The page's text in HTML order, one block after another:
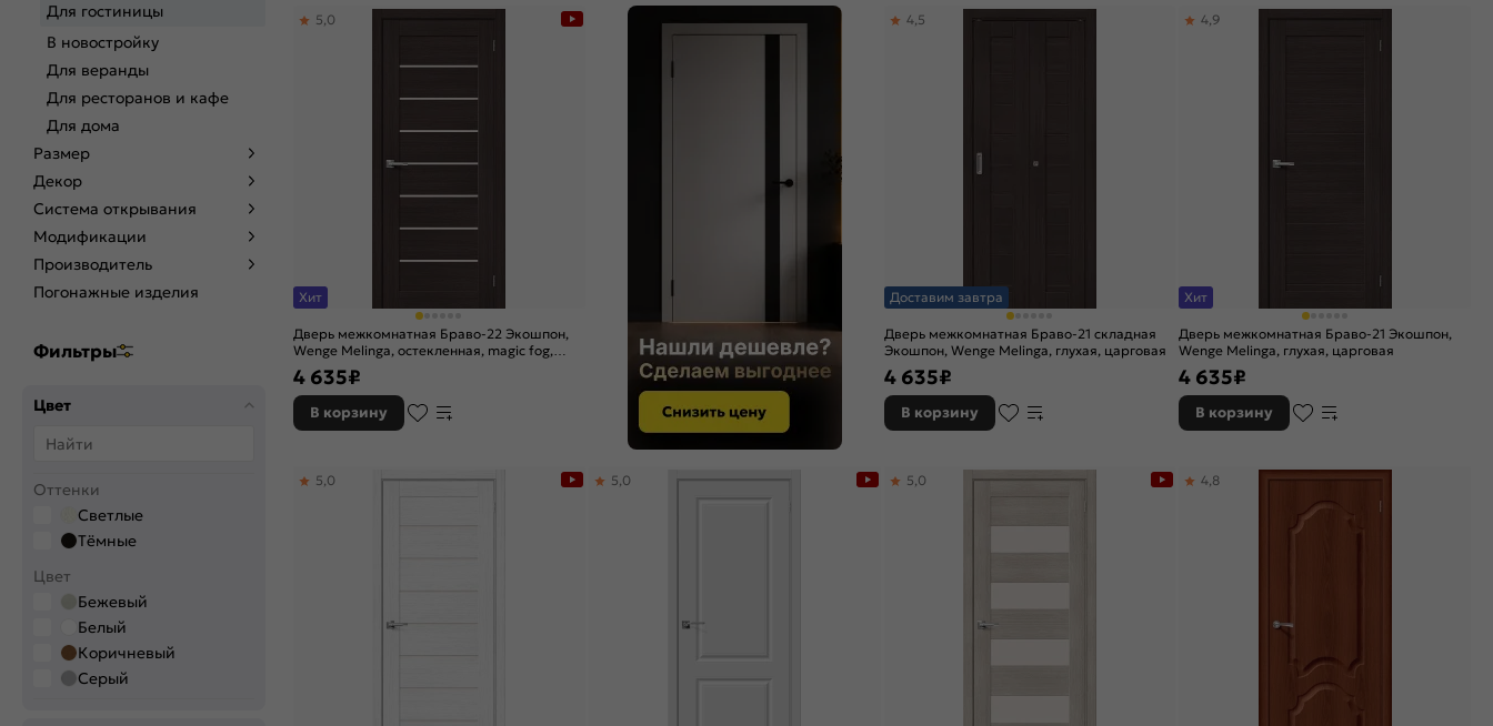
Для гостиницы
В новостройку
Для веранды
Для ресторанов и кафе
Для дома
Размер
Декор
Система открывания
Модификации
Производитель
Погонажные изделия
Фильтры
Цвет
Оттенки
Светлые
Тёмные
Цвет
Бежевый
Белый
Коричневый
Серый
Хит
Дверь межкомнатная Браво-22 Экошпон,
Wenge Melinga, остекленная, magic fog,
царговая
5,0
4 635₽
В корзину
Доставим завтра
Дверь межкомнатная Браво-21 складная
Экошпон, Wenge Melinga, глухая, царговая
4,5
4 635₽
В корзину
Хит
Дверь межкомнатная Браво-21 Экошпон,
Wenge Melinga, глухая, царговая
4,9
4 635₽
В корзину
5,0 5,0 5,0 4,8